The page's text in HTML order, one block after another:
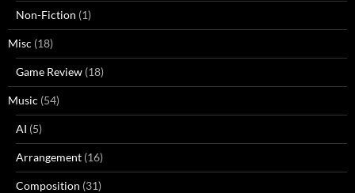
Non-Fiction (1)
Misc (18)
Game Review (18)
Music (54)
AI (5)
Arrangement (16)
Composition (31)